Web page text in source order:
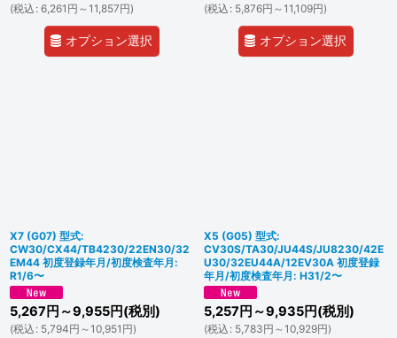
(税込 : 6,261 円 ～11,857円)
オプション選択
(税込 : 5,876円 ～11,109円)
オプション選択
X7 (G07) 型式:
CW30/CX44/TB4230/22EN30/32
EM44 初度登録年月/初度検査年月:
R1/6〜
5,267 円 ～9,955円(税別)
(税込 : 5,794円 ～10,951 円)
X5 (G05) 型式:
CV30S/TA30/JU44S/JU8230/42E
U30/32EU44A/12EV30A 初度登録
年月/初度検査年月: H31/2〜
5,257 円 ～9,935円(税別)
(税込 : 5,783円 ～10,929円)